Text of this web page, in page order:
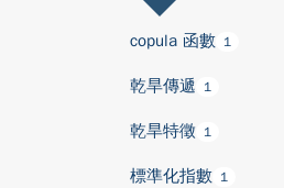
copula 函數 1
乾旱傳遞 1
乾旱特徵 1
標準化指數 1